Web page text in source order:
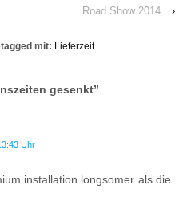
Road Show 2014 ›
mit: Lieferzeit
gesenkt”
Uhr
installation longsomer als die